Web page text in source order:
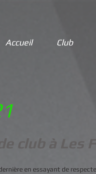
Accueil Club
club à Les
en essayant de